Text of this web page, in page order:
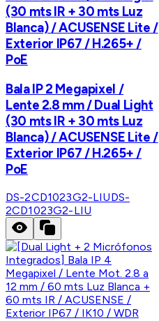
(30 mts IR + 30 mts Luz
Blanca) / ACUSENSE Lite /
Exterior IP67 / H.265+ /
PoE
Bala IP 2 Megapixel /
Lente 2.8 mm / Dual Light
(30 mts IR + 30 mts Luz
Blanca) / ACUSENSE Lite /
Exterior IP67 / H.265+ /
PoE
DS-2CD1023G2-LIUDS-
2CD1023G2-LIU